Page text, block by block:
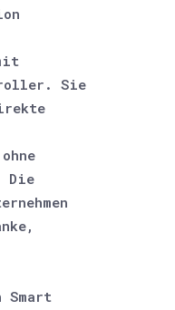
Sie
Die
Smart